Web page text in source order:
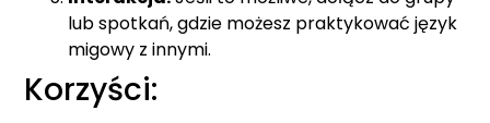
lub spotkań, gdzie możesz praktykować język
migowy z innymi.
Korzyści: